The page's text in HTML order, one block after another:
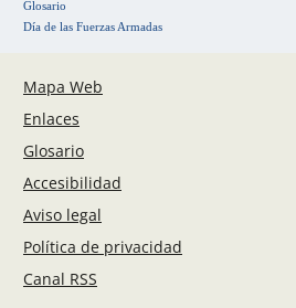
Glosario
Día de las Fuerzas Armadas
Mapa Web
Enlaces
Glosario
Accesibilidad
Aviso legal
Política de privacidad
Canal RSS